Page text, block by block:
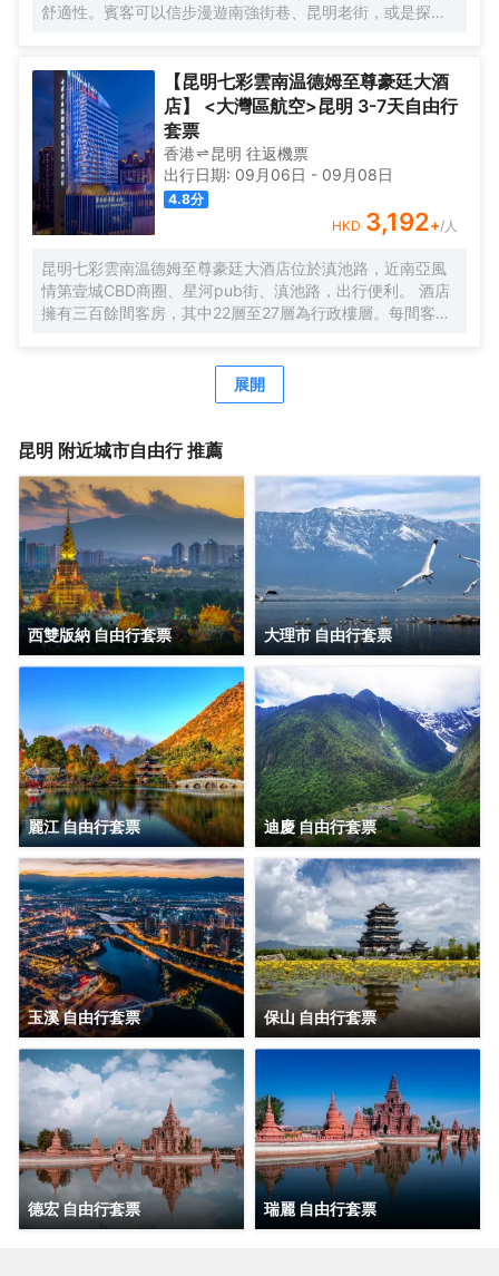
舒適性。賓客可以信步漫遊南強街巷、昆明老街，或是探訪
南人文特色和地域特色，傳統與現代的完美交融在此得以展
現，更是探索體驗雲南文化的起點。
【昆明七彩雲南温德姆至尊豪廷大酒
店】 <大灣區航空>昆明 3-7天自由行
套票
香港 昆明 往返機票
出行日期: 09月06日 - 09月08日
4.8分
HKD 3,192+/人
昆明七彩雲南温德姆至尊豪廷大酒店位於滇池路，近南亞風
情第壹城CBD商圈、星河pub街、滇池路，出行便利。 酒店
擁有三百餘間客房，其中22層至27層為行政樓層。每間客房
展開
昆明 附近城市自由行 推薦
西雙版納 自由行套票 大理市 自由行套票
麗江 自由行套票 迪慶 自由行套票
玉溪 自由行套票 保山 自由行套票
德宏 自由行套票 瑞麗 自由行套票